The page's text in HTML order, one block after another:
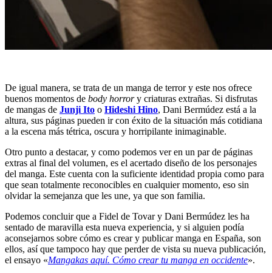
De igual manera, se trata de un manga de terror y este nos ofrece
buenos momentos de body horrory criaturas extrañas. Si disfrutas
de mangas de Junji Ito o Hideshi Hino, Dani Bermúdez está a la
altura, sus páginas pueden ir con éxito de la situación más cotidiana
a la escena más tétrica, oscura y horripilante inimaginable.
Otro punto a destacar, y como podemos ver en un par de páginas
extras al final del volumen, es el acertado diseño de los personajes
del manga. Este cuenta con la suficiente identidad propia como para
que sean totalmente reconocibles en cualquier momento, eso sin
olvidar la semejanza que les une, ya que son familia.
Podemos concluir que a Fidel de Tovar y Dani Bermúdez les ha
sentado de maravilla esta nueva experiencia, y si alguien podía
aconsejarnos sobre cómo es crear y publicar manga en España, son
ellos, así que tampoco hay que perder de vista su nueva publicación,
el ensayo «Mangakas aquí. Cómo crear tu manga en occidente».